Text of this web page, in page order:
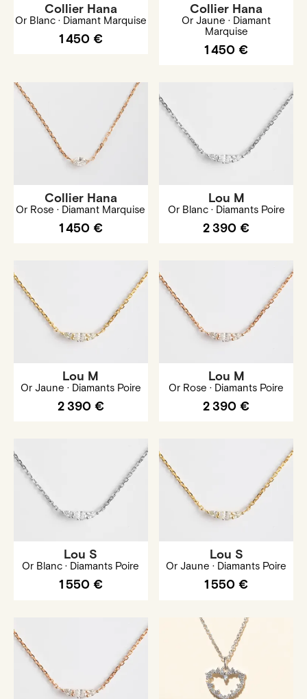
Collier Hana
Or Blanc · Diamant Marquise
1 450 €
Collier Hana
Or Jaune · Diamant
Marquise
1 450 €
Collier Hana
Or Rose · Diamant Marquise
1 450 €
Lou M
Or Blanc · Diamants Poire
2 390 €
Lou M
Or Jaune · Diamants Poire
2 390 €
Lou M
Or Rose · Diamants Poire
2 390 €
Lou S
Or Blanc · Diamants Poire
1 550 €
Lou S
Or Jaune · Diamants Poire
1 550 €